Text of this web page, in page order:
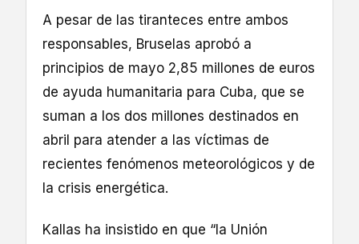
A pesar de las tiranteces entre ambos
responsables, Bruselas aprobó a
principios de mayo 2,85 millones de euros
de ayuda humanitaria para Cuba, que se
suman a los dos millones destinados en
abril para atender a las víctimas de
recientes fenómenos meteorológicos y de
la crisis energética.
Kallas ha insistido en que “la Unión